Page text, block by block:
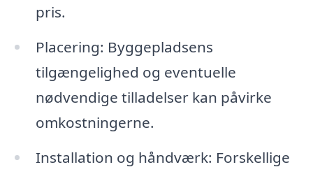
pris.
Placering: Byggepladsens
tilgængelighed og eventuelle
nødvendige tilladelser kan påvirke
omkostningerne.
Installation og håndværk: Forskellige